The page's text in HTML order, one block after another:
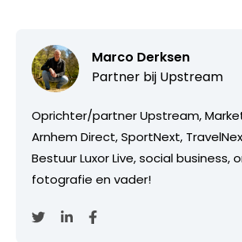
Marco Derksen
Partner bij Upstream
Oprichter/partner Upstream,
Arnhem Direct, SportNext,
Bestuur Luxor Live, social business,
fotografie en vader!